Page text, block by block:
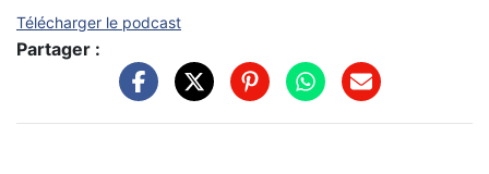
Télécharger le podcast
Partager :